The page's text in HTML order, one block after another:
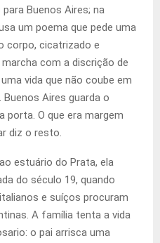
Buenos Aires; na
um poema que pede uma
corpo, cicatrizado e
com a discrição de
vida que não coube em
Aires guarda o
porta. O que era margem
diz o resto.
estuário do Prata, ela
do século 19, quando
e suíços procuram
A família tenta a vida
o pai arrisca uma